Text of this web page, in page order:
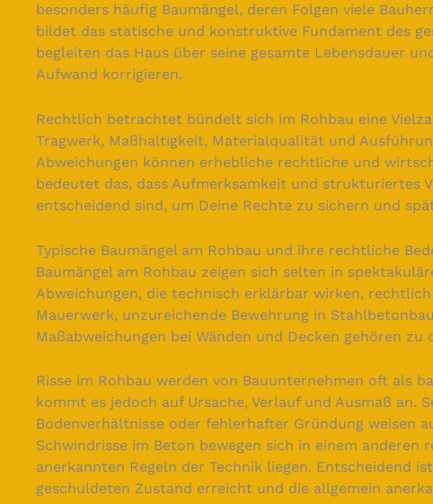
besonders häufig Baumängel, deren Folgen viele
bildet das statische und konstruktive Fundament des
begleiten das Haus über seine gesamte Lebensdauer
Aufwand korrigieren.
Rechtlich betrachtet bündelt sich im Rohbau eine
Tragwerk, Maßhaltigkeit, Materialqualität und
Abweichungen können erhebliche rechtliche und
bedeutet das, dass Aufmerksamkeit und strukturiertes
entscheidend sind, um Deine Rechte zu sichern und
Typische Baumängel am Rohbau und ihre rechtliche
Baumängel am Rohbau zeigen sich selten in
Abweichungen, die technisch erklärbar wirken,
Mauerwerk, unzureichende Bewehrung in
Maßabweichungen bei Wänden und Decken gehören
Risse im Rohbau werden von Bauunternehmen oft als
kommt es jedoch auf Ursache, Verlauf und Ausmaß an.
Bodenverhältnisse oder fehlerhafter Gründung weisen
Schwindrisse im Beton bewegen sich in einem
anerkannten Regeln der Technik liegen. Entscheidend
geschuldeten Zustand erreicht und die allgemein